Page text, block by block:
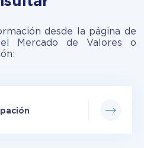
desde la página de
Mercado de Valores o